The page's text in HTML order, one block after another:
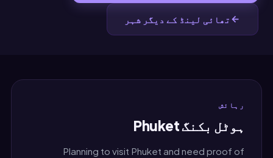
تھائی لینڈ کے دیگر شہر
رہائش
ہوٹل بکنگ Phuket
Planning to visit Phuket and need proof of